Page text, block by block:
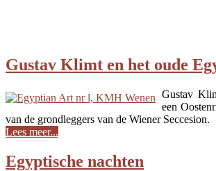
Gustav Klimt en het oude
Gustav
een
van de grondleggers van de Wiener Seccesion.
Lees meer...
Egyptische nachten